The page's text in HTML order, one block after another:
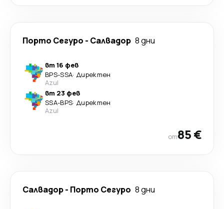
Порто Сегуро - Салвадор 8 дни
вт 16 фев
BPS-SSA· Директен
Azul
вт 23 фев
SSA-BPS· Директен
Azul
от85 €
Салвадор- Порто Сегуро 8 дни